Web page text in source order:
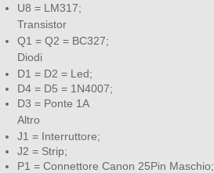
U8 = LM317;
Transistor
Q1 = Q2 = BC327;
Diodi
D1 = D2 = Led;
D4 = D5 = 1N4007;
D3 = Ponte 1A
Altro
J1 = Interruttore;
J2 = Strip;
P1 = Connettore Canon 25Pin Maschio;